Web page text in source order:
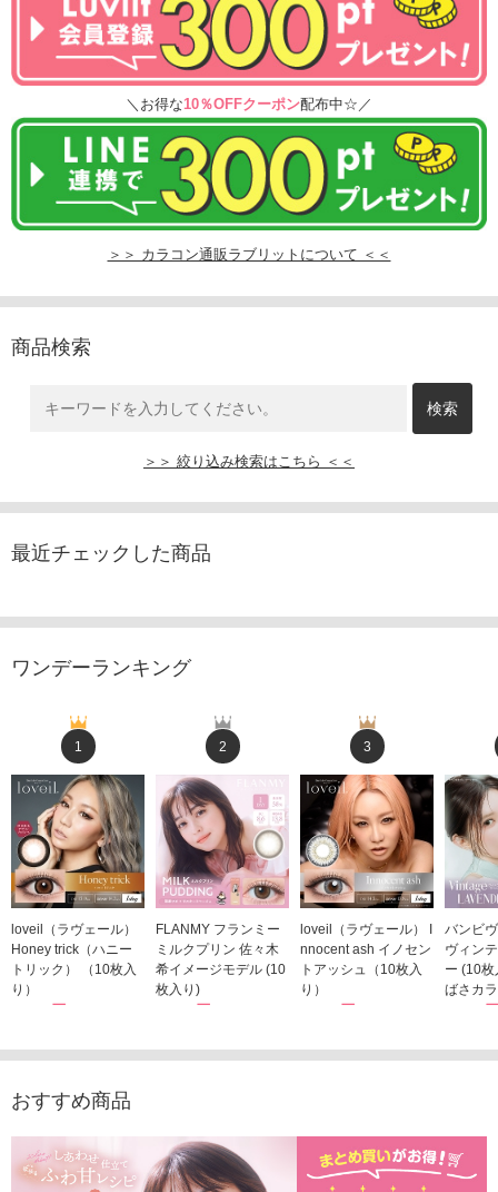
＼お得な10％OFFクーポン配布中☆／
＞＞ カラコン通販ラブリットについて ＜＜
商品検索
＞＞ 絞り込み検索はこちら ＜＜
最近チェックした商品
ワンデーランキング
1
loveil（ラヴェール）
Honey trick（ハニー
トリック） （10枚入
り）
1,760円
2
FLANMY フランミー
ミルクプリン 佐々木
希イメージモデル (10
枚入り)
1,815円
3
loveil（ラヴェール） I
nnocent ash イノセン
トアッシュ（10枚入
り）
1,760円
バンビ
ヴィン
ー (10
ばさカ
1,848
おすすめ商品